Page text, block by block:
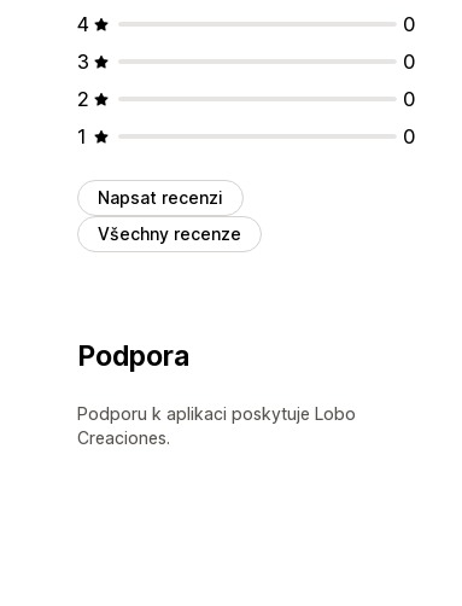
4
0
3
0
2
0
1
0
Napsat recenzi
Všechny recenze
Podpora
Podporu k aplikaci poskytuje Lobo
Creaciones.